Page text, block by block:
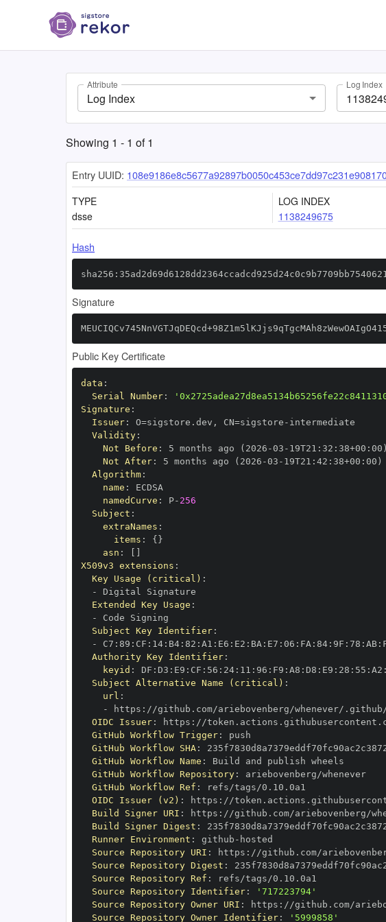
Attribute
Log Index
Log Index
Showing 1 - 1 of1
Entry UUID:
TYPE
dsse
LOG INDEX
1138249675
Hash
Signature
Public Key Certificate
data :
Serial Number:
Signature :
Issuer: O=sigstore.dev , CN=sigstore -
Validity:
Not Before : 5 months ago (2026 -03 - 19T21 : 32 : 38+00 :
Not After: 5 months ago (2026 -03 - 19T21 : 42 : 38+00 :
Algorithm:
name :
namedCurve : P- 256
Subject :
extraNames :
items : { }
asn :
X509v3 extensions :
Key Usage (critical) :
-
Extended Key Usage :
-
Subject Key Identifier:
-
C7 : 89 : CF : 14: B4: 82 : A1 : E6 : E2 : BA : E7 : 06 : FA : 84: 9F : 78 : AB:
Authority Key Identifier:
keyid : DF : D3 : E9 : CF : 56 : 24: 11 : 96 : F9 : A8 : D8 : E9 : 28 : 55 : A2 :
Subject Alternative Name (critical) :
url :
-
https :
OIDC Issuer: https :
GitHub Workflow Trigger:
GitHub Workflow SHA:
GitHub Workflow Name :
GitHub Workflow Repository:
ariebovenberg/whenever
GitHub Workflow Ref :
OIDC Issuer (v2) : https :
Build Signer URI : https :
Build Signer Digest :
Runner Environment : github -
Source Repository URI : https :
Source Repository Digest :
Source Repository Ref :
Source Repository Identifier:
'717223794'
Source Repository Owner URI : https :
Source Repository Owner Identifier: '5999858'